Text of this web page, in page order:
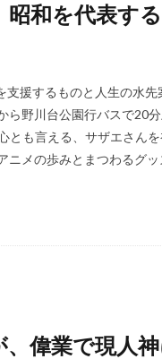
和を代表す
支援するものと人生の水
ら野川台公園行バスで20
とも言える、サザエさん
ニメの歩みとまつわるグ
偉業で現人